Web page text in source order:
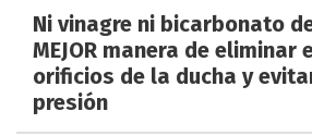
Ni vinagre ni bicarbonato
MEJOR manera de eliminar
orificios de la ducha y evitar
presión